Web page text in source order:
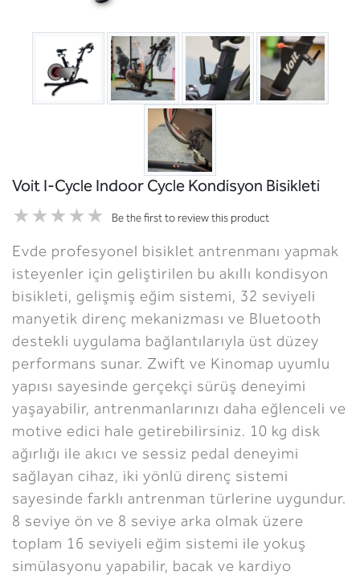
Voit I-Cycle Indoor Cycle Kondisyon Bisikleti
Be the first to review this product
Evde profesyonel bisiklet antrenmanı yapmak
isteyenler için geliştirilen bu akıllı kondisyon
bisikleti, gelişmiş eğim sistemi, 32 seviyeli
manyetik direnç mekanizması ve Bluetooth
destekli uygulama bağlantılarıyla üst düzey
performans sunar. Zwift ve Kinomap uyumlu
yapısı sayesinde gerçekçi sürüş deneyimi
yaşayabilir, antrenmanlarınızı daha eğlenceli ve
motive edici hale getirebilirsiniz. 10 kg disk
ağırlığı ile akıcı ve sessiz pedal deneyimi
sağlayan cihaz, iki yönlü direnç sistemi
sayesinde farklı antrenman türlerine uygundur.
8 seviye ön ve 8 seviye arka olmak üzere
toplam 16 seviyeli eğim sistemi ile yokuş
simülasyonu yapabilir, bacak ve kardiyo